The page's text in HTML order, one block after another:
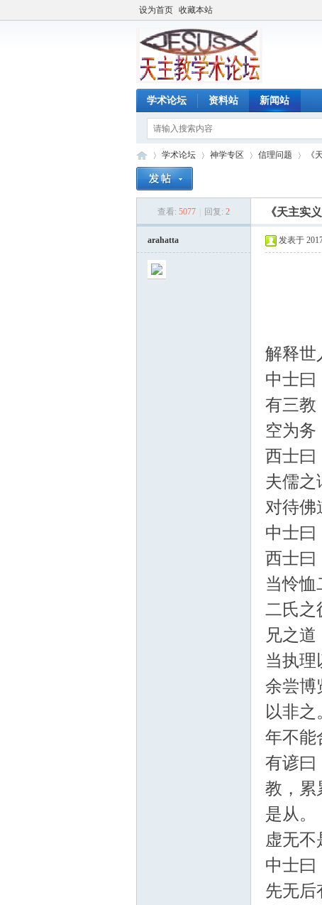
设为首页 收藏本站
学术论坛 资料站 新闻站
学术论坛 神学专区 信理问题
›
《
查看: 5077 回复: 2 《天主实
arahatta 发表于
解释
中士曰
有三教
空为务
西士曰
夫儒之
对待佛
中士曰
西士曰
当怜恤
二氏之
兄之道
当执理
余尝博
以非
年不能
有谚曰
教，累
是从。
虚无不
中士曰
先无后